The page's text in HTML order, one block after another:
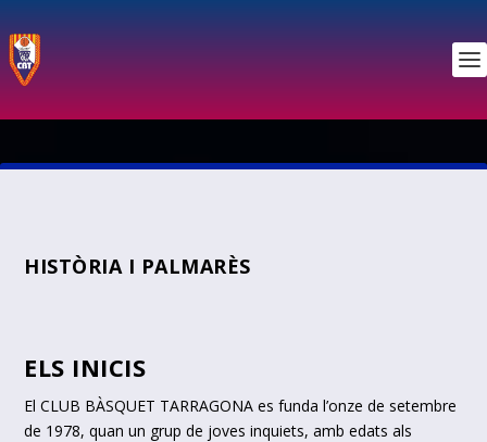
HISTÒRIA I PALMARÈS
ELS INICIS
El CLUB BÀSQUET TARRAGONA es funda l’onze de setembre
de 1978, quan un grup de joves inquiets, amb edats als